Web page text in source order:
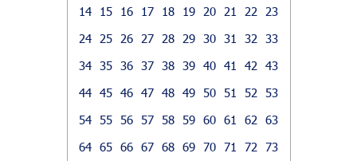
14
15 16 17 18 19 20 21 22
23
24
25 26 27 28 29 30 31 32
33
34 35 36 37 38 39 40 41 42
43
44 45 46 47 48 49 50 51 52
53
54 55 56 57 58 59 60 61 62
63
64 65 66 67 68 69 70 71 72
73